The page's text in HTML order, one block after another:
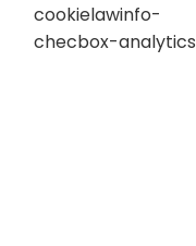
cookielawinfo-
checbox-analytics